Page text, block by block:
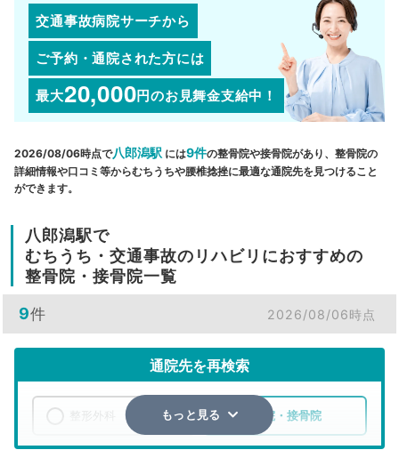
交通事故病院サーチから
ご予約・通院された方には
最大20,000円のお見舞金支給中！
2026/08/06時点で八郎潟駅 には9件の整骨院や接骨院があり、整骨院の
詳細情報や口コミ等からむちうちや腰椎捻挫に最適な通院先を見つけること
ができます。
八郎潟駅で
むちうち・交通事故のリハビリにおすすめの
整骨院・接骨院一覧
9件 2026/08/06時点
通院先を再検索
整骨院・接骨院
もっと見る